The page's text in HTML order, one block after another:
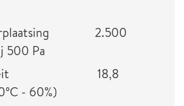
2.500
500 Pa
18,8
- 60%)